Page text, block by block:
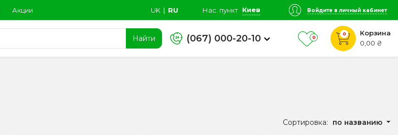
Акции UK ∣ RU Нас. пункт Киев Войдите в личный кабинет
Найти (067) 000-20-10 0
0
Корзина
0,00 ₴
Сортировка: по названию